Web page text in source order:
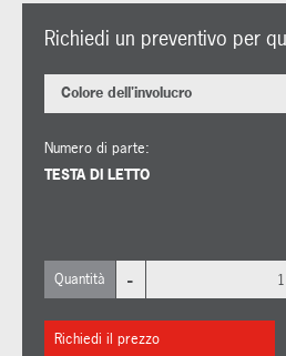
Richiedi un preventivo per
Colore dell'involucro
Numero di parte:
TESTA DI LETTO
Quantità -
Richiedi il prezzo